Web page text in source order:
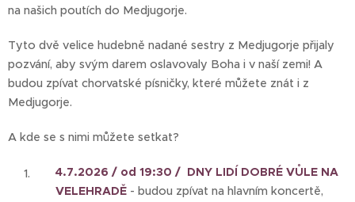
na našich poutích do Medjugorje.
Tyto dvě velice hudebně nadané sestry z Medjugorje přijaly
pozvání, aby svým darem oslavovaly Boha i v naší zemi! A
budou zpívat chorvatské písničky, které můžete znát i z
Medjugorje.
A kde se s nimi můžete setkat?
4.7.2026 / od 19:30 / DNY LIDÍ DOBRÉ VŮLE NA
VELEHRADĚ - budou zpívat na hlavním koncertě,